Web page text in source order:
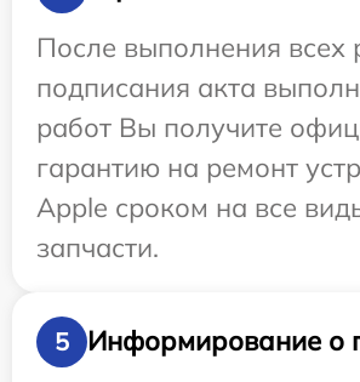
После выполнения всех
подписания акта
работ Вы получите
гарантию на ремонт
Apple сроком на все
запчасти.
5
Информирование о